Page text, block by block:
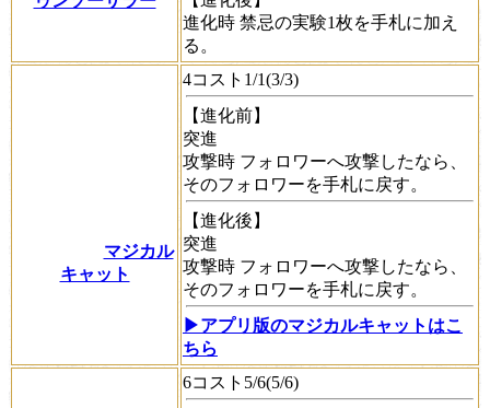
進化時 禁忌の実験1枚を手札に加え
る。
マジカル
キャット
4コスト1/1(3/3)
【進化前】
突進
攻撃時 フォロワーへ攻撃したなら、
そのフォロワーを手札に戻す。
【進化後】
突進
攻撃時 フォロワーへ攻撃したなら、
そのフォロワーを手札に戻す。
▶アプリ版のマジカルキャットはこ
ちら
6コスト5/6(5/6)